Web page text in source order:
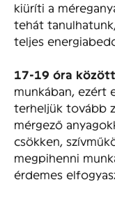
kiüríti a
tehát
teljes
17-19 óra között
munkában, ezért
terheljük tovább
mérgező
csökken,
megpihenni
érdemes